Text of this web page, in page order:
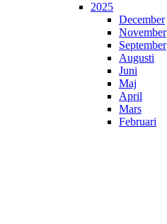
2025
December
November
September
Augusti
Juni
Maj
April
Mars
Februari